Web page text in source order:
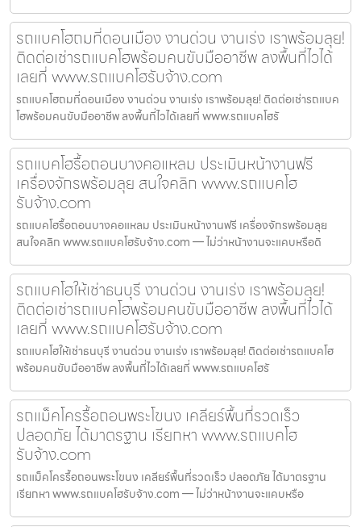
รถแบคโฮถมที่ดอนเมือง งานด่วน งานเร่ง เราพร้อมลุย!
ติดต่อเช่ารถแบคโฮพร้อมคนขับมืออาชีพ ลงพื้นที่ไวได้
เลยที่ www.รถแบคโฮรับจ้าง.com
รถแบคโฮถมที่ดอนเมือง งานด่วน งานเร่ง เราพร้อมลุย! ติดต่อเช่ารถแบค
โฮพร้อมคนขับมืออาชีพ ลงพื้นที่ไวได้เลยที่ www.รถแบคโฮรั
รถแบคโฮรื้อถอนบางคอแหลม ประเมินหน้างานฟรี
เครื่องจักรพร้อมลุย สนใจคลิก www.รถแบคโฮ
รับจ้าง.com
รถแบคโฮรื้อถอนบางคอแหลม ประเมินหน้างานฟรี เครื่องจักรพร้อมลุย
สนใจคลิก www.รถแบคโฮรับจ้าง.com — ไม่ว่าหน้างานจะแคบหรือดิ
รถแบคโฮให้เช่าธนบุรี งานด่วน งานเร่ง เราพร้อมลุย!
ติดต่อเช่ารถแบคโฮพร้อมคนขับมืออาชีพ ลงพื้นที่ไวได้
เลยที่ www.รถแบคโฮรับจ้าง.com
รถแบคโฮให้เช่าธนบุรี งานด่วน งานเร่ง เราพร้อมลุย! ติดต่อเช่ารถแบคโฮ
พร้อมคนขับมืออาชีพ ลงพื้นที่ไวได้เลยที่ www.รถแบคโฮรั
รถแม็คโครรื้อถอนพระโขนง เคลียร์พื้นที่รวดเร็ว
ปลอดภัย ได้มาตรฐาน เรียกหา www.รถแบคโฮ
รับจ้าง.com
รถแม็คโครรื้อถอนพระโขนง เคลียร์พื้นที่รวดเร็ว ปลอดภัย ได้มาตรฐาน
เรียกหา www.รถแบคโฮรับจ้าง.com — ไม่ว่าหน้างานจะแคบหรือ